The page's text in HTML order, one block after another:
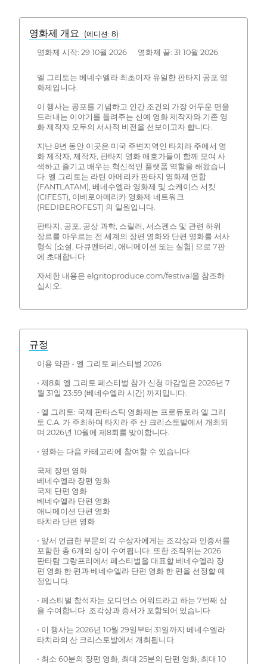
영화제 개요 (에디션: 8)
영화제 시작: 29 10월 2026 영화제 끝: 31 10월 2026
엘 그리토는 베네수엘라 최초이자 유일한 판타지 공포 영
화제입니다.
이 행사는 공포를 기념하고 인간 조건의 가장 어두운 면을
드러내는 이야기를 들려주는 신예 영화 제작자와 기존 영
화 제작자 모두의 서사적 비전을 선보이고자 합니다.
지난 8년 동안 이곳은 미국 주변지역인 타치라 주에서 영
화 제작자, 제작자, 판타지 영화 애호가들이 함께 모여 사
색하고 즐기고 배우는 혁신적인 플랫폼 역할을 해왔습니
다. 엘 그리토는 라틴 아메리카 판타지 영화제 연합
(FANTLATAM), 베네수엘라 영화제 및 쇼케이스 서킷
(CIFEST), 이베로아메리카 영화제 네트워크
(REDIBEROFEST) 의 일원입니다.
판타지, 공포, 공상 과학, 스릴러, 서스펜스 및 관련 하위
장르를 아우르는 전 세계의 장편 영화와 단편 영화를 서사
형식 (소설, 다큐멘터리, 애니메이션 또는 실험) 으로 7판
에 초대합니다.
자세한 내용은 elgritoproduce.com/festival을 참조하
십시오.
규정
이용 약관 - 엘 그리토 페스티벌 2026
• 제8회 엘 그리토 페스티벌 참가 신청 마감일은 2026년 7
월 31일 23:59 (베네수엘라 시간) 까지입니다.
• 엘 그리토: 국제 판타스틱 영화제는 프로듀토라 엘 그리
토 C.A. 가 주최하며 타치라 주 산 크리스토발에서 개최되
며 2026년 10월에 제8회를 맞이합니다.
• 영화는 다음 카테고리에 참여할 수 있습니다.
국제 장편 영화
베네수엘라 장편 영화
국제 단편 영화
베네수엘라 단편 영화
애니메이션 단편 영화
타치라 단편 영화
• 앞서 언급한 부문의 각 수상자에게는 조각상과 인증서를
포함한 총 6개의 상이 수여됩니다. 또한 조직위는 2026
판타탐 그랑프리에서 페스티벌을 대표할 베네수엘라 장
편 영화 한 편과 베네수엘라 단편 영화 한 편을 선정할 예
정입니다.
• 페스티벌 참석자는 오디언스 어워드라고 하는 7번째 상
을 수여합니다. 조각상과 증서가 포함되어 있습니다.
• 이 행사는 2026년 10월 29일부터 31일까지 베네수엘라
타치라의 산 크리스토발에서 개최됩니다.
• 최소 60분의 장편 영화, 최대 25분의 단편 영화, 최대 10